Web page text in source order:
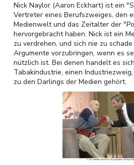
Nick Naylor (Aaron Eckhart) ist ein
Vertreter eines Berufszweiges, den
Medienwelt und das Zeitalter der
hervorgebracht haben. Nick ist ein
zu verdrehen, und sich nie zu
Argumente vorzubringen, wenn es
nützlich ist. Bei denen handelt es
Tabakindustrie, einen
zu den Darlings der Medien gehört.